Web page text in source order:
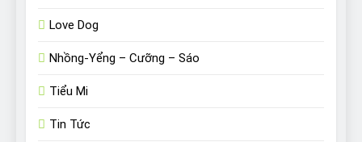
Love Dog
Nhồng-Yểng – Cưỡng – Sáo
Tiểu Mi
Tin Tức